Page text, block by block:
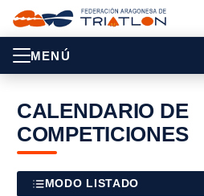
MENÚ
CALENDARIO DE
COMPETICIONES
MODO LISTADO